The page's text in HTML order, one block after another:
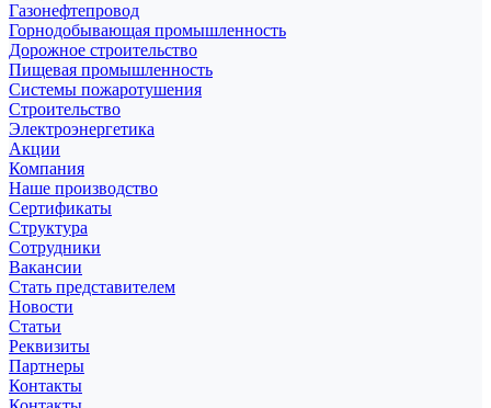
Газонефтепровод
Горнодобывающая промышленность
Дорожное строительство
Пищевая промышленность
Системы пожаротушения
Строительство
Электроэнергетика
Акции
Компания
Наше производство
Сертификаты
Структура
Сотрудники
Вакансии
Стать представителем
Новости
Статьи
Реквизиты
Партнеры
Контакты